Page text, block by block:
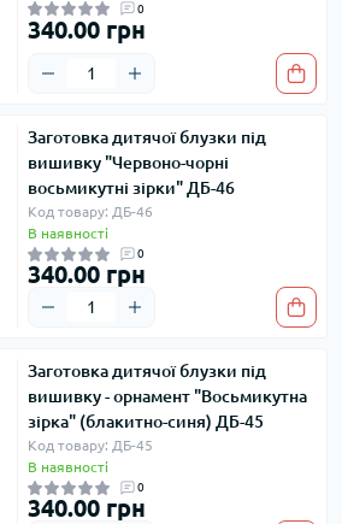
0
340.00 грн
Заготовка дитячої блузки під
вишивку "Червоно-чорні
восьмикутні зірки" ДБ-46
Код товару: ДБ-46
В наявності
0
340.00 грн
Заготовка дитячої блузки під
вишивку - орнамент "Восьмикутна
зірка" (блакитно-синя) ДБ-45
Код товару: ДБ-45
В наявності
0
340.00 грн